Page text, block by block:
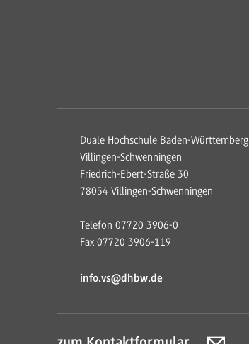
Duale Hochschule Baden-Württemberg
Villingen-Schwenningen
Friedrich-Ebert-Straße 30
78054 Villingen-Schwenningen
Telefon 07720 3906-0
Fax 07720 3906-119
info.vs@dhbw.de